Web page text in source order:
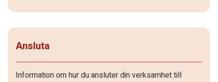
Ansluta
Information om hur du ansluter din verksamhet till